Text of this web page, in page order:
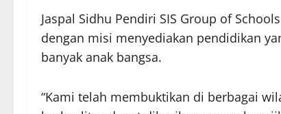
Jaspal Sidhu Pendiri SIS Group of
dengan misi menyediakan pendidikan
banyak anak bangsa.
“Kami telah membuktikan di berbagai